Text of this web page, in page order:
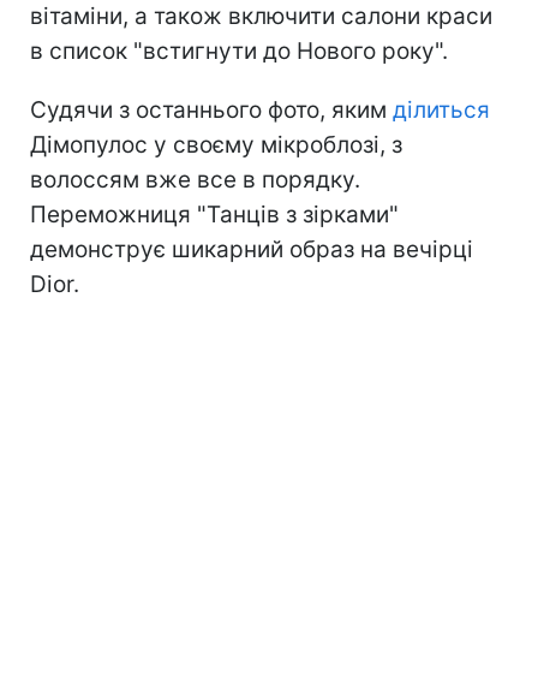
вітаміни, а також включити салони краси
в список "встигнути до Нового року".
Судячи з останнього фото, яким ділиться
Дімопулос у своєму мікроблозі, з
волоссям вже все в порядку.
Переможниця "Танців з зірками"
демонструє шикарний образ на вечірці
Dior.